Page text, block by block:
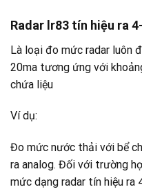
Radar lr83 tín hiệu ra
Là loại đo mức radar luôn
20ma tương ứng với
chứa liệu
Ví dụ:
Đo mức nước thải với bể
ra analog. Đối với trường
mức dạng radar tín hiệu ra